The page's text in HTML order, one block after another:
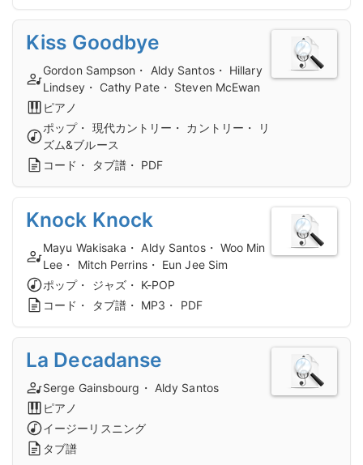
Kiss Goodbye
Gordon Sampson・ Aldy Santos・ Hillary
Lindsey・ Cathy Pate・ Steven McEwan
ピアノ
ポップ・ 現代カントリー・ カントリー・ リ
ズム&ブルース
コード・ タブ譜・ PDF
Knock Knock
Mayu Wakisaka・ Aldy Santos・ Woo Min
Lee・ Mitch Perrins・ Eun Jee Sim
ポップ・ ジャズ・ K-POP
コード・ タブ譜・ MP3・ PDF
La Decadanse
Serge Gainsbourg・ Aldy Santos
ピアノ
イージーリスニング
タブ譜